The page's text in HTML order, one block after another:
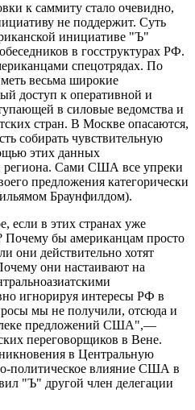
к саммиту стало очевидно,
не поддержит. Суть
инициативе "Ъ"
в госструктурах РФ.
спецотрядах. По
весьма широкие
доступ к оперативной и
в силовые ведомства и
стран. В Москве опасаются,
собирать чувствительную
этих данных
региона. Сами США все упреки
предложения категорически
Браунфилдом).
если в этих странах уже
Почему бы американцам просто
они действительно хотят
они настаивают на
игнорируя интересы РФ в
мы не получили, отсюда и
предложений США",—
переговорщиков в Вене.
в Центральную
политическое влияние США в
"Ъ" другой член делегации